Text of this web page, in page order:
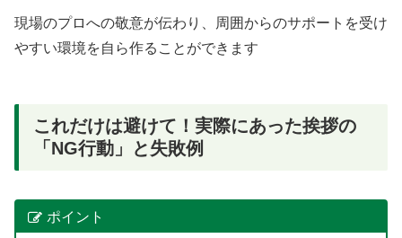
現場のプロへの敬意が伝わり、周囲からのサポートを受け
やすい環境を自ら作ることができます
これだけは避けて！実際にあった挨拶の
「NG行動」と失敗例
ポイント